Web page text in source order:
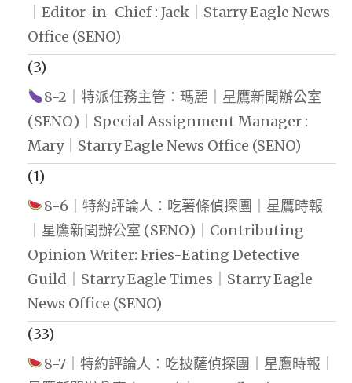
｜Editor-in-Chief : Jack｜Starry Eagle News
Office (SENO)
(3)
8-2｜特派任務主管：瑪麗｜星鷹新聞辦公室
(SENO)｜Special Assignment Manager :
Mary｜Starry Eagle News Office (SENO)
(1)
8-6｜特約評論人：吃薯條偵探團｜星鷹時報
｜星鷹新聞辦公室 (SENO)｜Contributing
Opinion Writer: Fries-Eating Detective
Guild｜Starry Eagle Times｜Starry Eagle
News Office (SENO)
(33)
8-7｜特約評論人：吃披薩偵探團｜星鷹時報｜